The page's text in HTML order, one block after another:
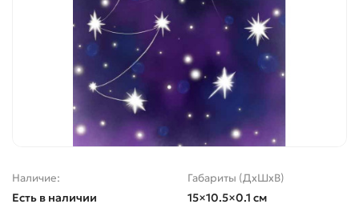
Наличие:
Есть в наличии
Габариты (ДхШхВ)
15×10.5×0.1 см